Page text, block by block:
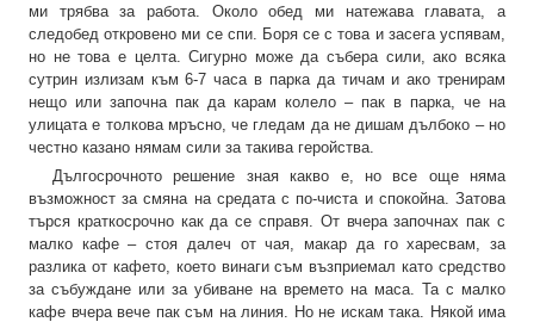
ми трябва за работа. Около обед ми натежава главата, а
следобед откровено ми се спи. Боря се с това и засега успявам,
но не това е целта. Сигурно може да събера сили, ако всяка
сутрин излизам към 6-7 часа в парка да тичам и ако тренирам
нещо или започна пак да карам колело – пак в парка, че на
улицата е толкова мръсно, че гледам да не дишам дълбоко – но
честно казано нямам сили за такива геройства.
Дългосрочното решение зная какво е, но все още няма
възможност за смяна на средата с по-чиста и спокойна. Затова
търся краткосрочно как да се справя. От вчера започнах пак с
малко кафе – стоя далеч от чая, макар да го харесвам, за
разлика от кафето, което винаги съм възприемал като средство
за събуждане или за убиване на времето на маса. Та с малко
кафе вчера вече пак съм на линия. Но не искам така. Някой има